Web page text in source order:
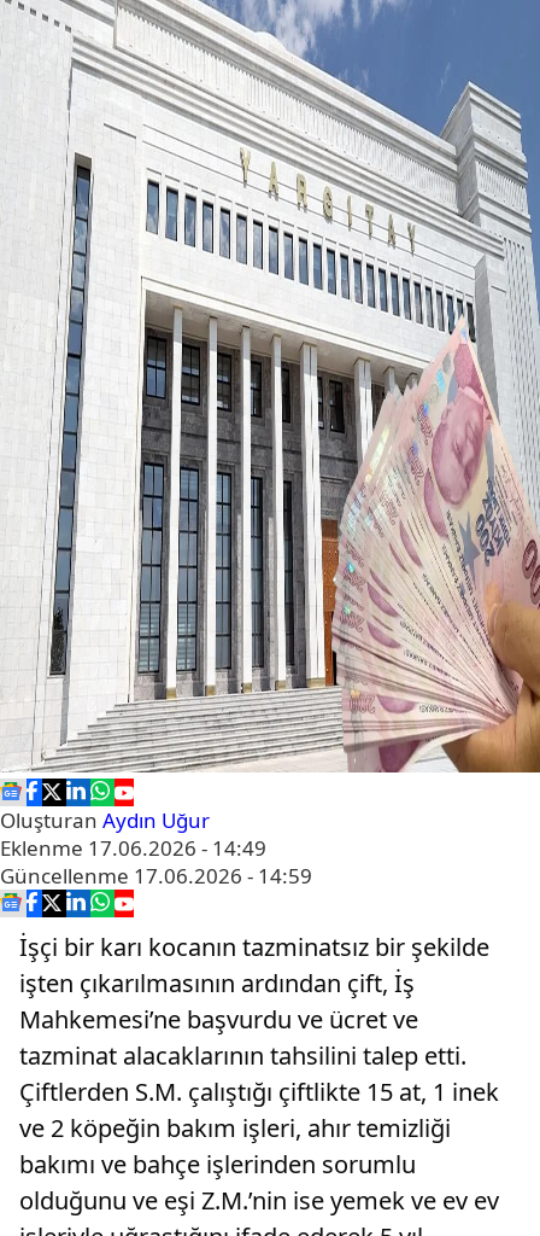
Oluşturan Aydın Uğur
Eklenme 17.06.2026 - 14:49
Güncellenme 17.06.2026 - 14:59
İşçi bir karı kocanın tazminatsız bir şekilde
işten çıkarılmasının ardından çift, İş
Mahkemesi’ne başvurdu ve ücret ve
tazminat alacaklarının tahsilini talep etti.
Çiftlerden S.M. çalıştığı çiftlikte 15 at, 1 inek
ve 2 köpeğin bakım işleri, ahır temizliği
bakımı ve bahçe işlerinden sorumlu
olduğunu ve eşi Z.M.’nin ise yemek ve ev ev